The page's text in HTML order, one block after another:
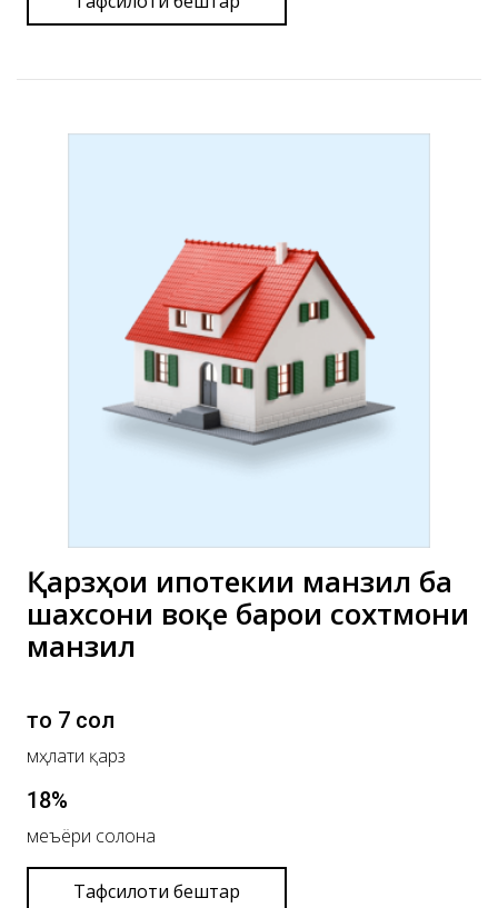
Қарзҳои ипотекии манзилӣ ба
шахсони воқеӣ барои сохтмони
манзил
то 7 сол
мӯҳлати қарз
18%
меъёри солона
Тафсилоти бештар